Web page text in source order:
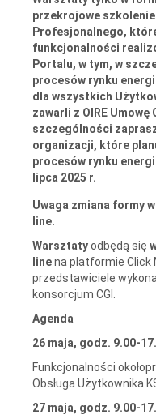
przekrojowe
Profesjonalnego,
funkcjonalności
Portalu, w tym, w
procesów rynku
dla wszystkich
zawarli z OIRE Umowę
szczególności
organizacji, które
procesów rynku
lipca 2025 r.
Uwaga zmiana formy
line.
Warsztatyodbędą się
linena platformie Click
przedstawiciele
konsorcjum CGI.
Agenda
26 maja, godz. 9.00-
Funkcjonalności
Obsługa Użytkownika
27 maja, godz. 9.00-